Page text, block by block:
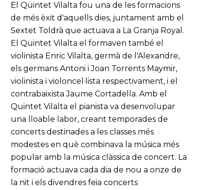
El Quintet Vilalta fou una de les formacions
de més èxit d'aquells dies, juntament amb el
Sextet Toldrà que actuava a La Granja Royal.
El Quintet Vilalta el formaven també el
violinista Enric Vilalta, germà de l'Alexandre,
els germans Antoni i Joan Torrents Maymir,
violinista i violoncel·lista respectivament, i el
contrabaixista Jaume Cortadella. Amb el
Quintet Vilalta el pianista va desenvolupar
una lloable labor, creant temporades de
concerts destinades a les classes més
modestes en què combinava la música més
popular amb la música clàssica de concert. La
formació actuava cada dia de nou a onze de
la nit i els divendres feia concerts